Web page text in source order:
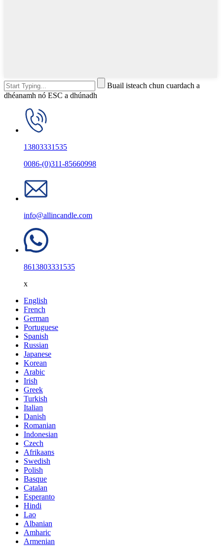
Buail isteach chun cuardach a
dhéanamh nó ESC a dhúnadh
13803331535
0086-(0)311-85660998
info@allincandle.com
8613803331535
x
English
French
German
Portuguese
Spanish
Russian
Japanese
Korean
Arabic
Irish
Greek
Turkish
Italian
Danish
Romanian
Indonesian
Czech
Afrikaans
Swedish
Polish
Basque
Catalan
Esperanto
Hindi
Lao
Albanian
Amharic
Armenian